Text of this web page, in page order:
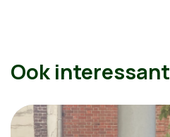
Ook interessant